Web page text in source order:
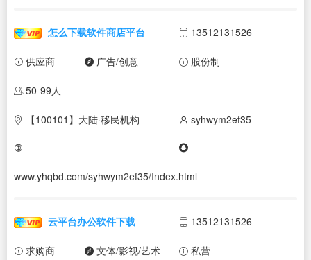
怎么下载软件商店平台 13512131526
供应商 广告/创意 股份制
50-99人
【100101】大陆·移民机构 syhwym2ef35
www.yhqbd.com/syhwym2ef35/Index.html
云平台办公软件下载 13512131526
求购商 文体/影视/艺术 私营